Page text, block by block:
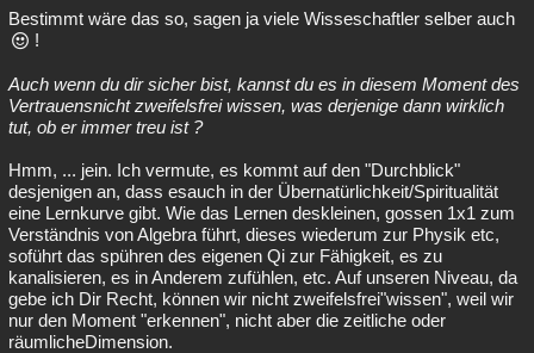
Bestimmt wäre das so, sagen ja viele Wisseschaftler selber auch
!
Auch wenn du dir sicher bist, kannst du es in diesem Moment des
Vertrauensnicht zweifelsfrei wissen, was derjenige dann wirklich
tut, ob er immer treu ist ?
Hmm, ... jein. Ich vermute, es kommt auf den "Durchblick"
desjenigen an, dass esauch in der Übernatürlichkeit/Spiritualität
eine Lernkurve gibt. Wie das Lernen deskleinen, gossen 1x1 zum
Verständnis von Algebra führt, dieses wiederum zur Physik etc,
soführt das spühren des eigenen Qi zur Fähigkeit, es zu
kanalisieren, es in Anderem zufühlen, etc. Auf unseren Niveau, da
gebe ich Dir Recht, können wir nicht zweifelsfrei"wissen", weil wir
nur den Moment "erkennen", nicht aber die zeitliche oder
räumlicheDimension.